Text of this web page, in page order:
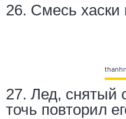
26. Смесь хаски
27. Лед, снятый
точь повторил